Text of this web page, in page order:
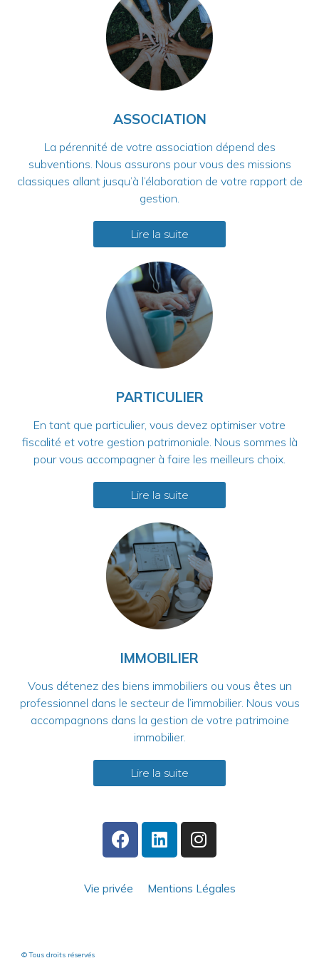
ASSOCIATION
La pérennité de votre association dépend des
subventions. Nous assurons pour vous des missions
classiques allant jusqu’à l’élaboration de votre rapport de
gestion.
Lire la suite
PARTICULIER
En tant que particulier, vous devez optimiser votre
fiscalité et votre gestion patrimoniale. Nous sommes là
pour vous accompagner à faire les meilleurs choix.
Lire la suite
IMMOBILIER
Vous détenez des biens immobiliers ou vous êtes un
professionnel dans le secteur de l’immobilier. Nous vous
accompagnons dans la gestion de votre patrimoine
immobilier.
Lire la suite
Vie privée Mentions Légales
© Tous droits réservés